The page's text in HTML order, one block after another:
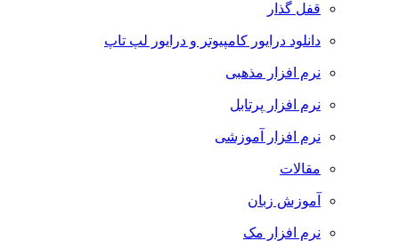
قفل گذار
دانلود درایور کامپیوتر و درایور لپ تاپ
نرم افزار مذهبی
نرم افزار پرتابل
نرم افزار آموزشی
مقالات
آموزش زبان
نرم افزار مک